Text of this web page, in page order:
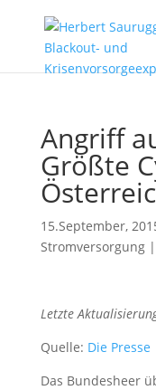
Angriff
Größte
15.September,
Stromversorgung|
Letzte
Quelle: Die Presse
Das Bundesheer